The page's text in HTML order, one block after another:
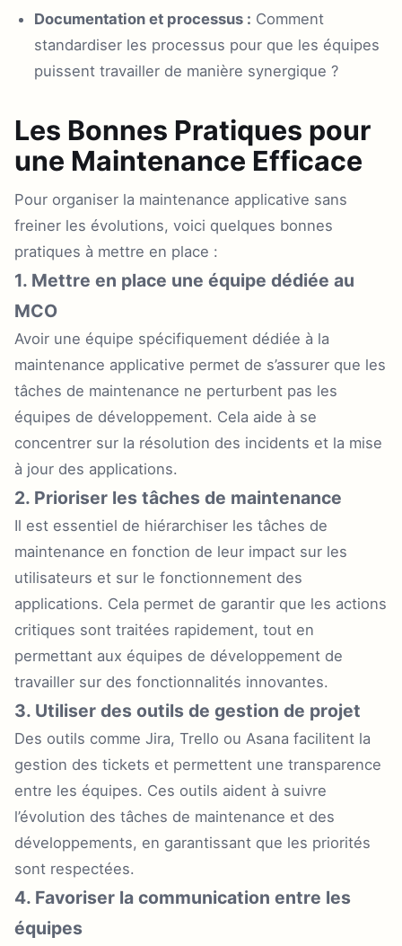
Documentation et processus : Comment
standardiser les processus pour que les équipes
puissent travailler de manière synergique ?
Les Bonnes Pratiques pour
une Maintenance Efficace
Pour organiser la maintenance applicative sans
freiner les évolutions, voici quelques bonnes
pratiques à mettre en place :
1. Mettre en place une équipe dédiée au
MCO
Avoir une équipe spécifiquement dédiée à la
maintenance applicative permet de s’assurer que les
tâches de maintenance ne perturbent pas les
équipes de développement. Cela aide à se
concentrer sur la résolution des incidents et la mise
à jour des applications.
2. Prioriser les tâches de maintenance
Il est essentiel de hiérarchiser les tâches de
maintenance en fonction de leur impact sur les
utilisateurs et sur le fonctionnement des
applications. Cela permet de garantir que les actions
critiques sont traitées rapidement, tout en
permettant aux équipes de développement de
travailler sur des fonctionnalités innovantes.
3. Utiliser des outils de gestion de projet
Des outils comme Jira, Trello ou Asana facilitent la
gestion des tickets et permettent une transparence
entre les équipes. Ces outils aident à suivre
l’évolution des tâches de maintenance et des
développements, en garantissant que les priorités
sont respectées.
4. Favoriser la communication entre les
équipes